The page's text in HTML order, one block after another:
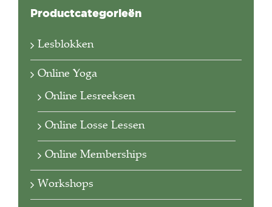
Productcategorieën
Lesblokken
Online Yoga
Online Lesreeksen
Online Losse Lessen
Online Memberships
Workshops